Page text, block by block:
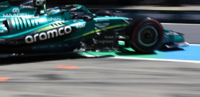
ROZHOVORY
OSTATNÍ
NÁS NA|